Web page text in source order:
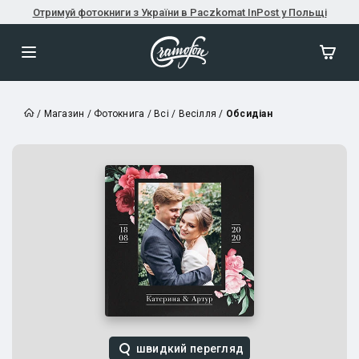
Отримуй фотокниги з України в Paczkomat InPost у Польщі
/ Магазин / Фотокнига / Всі / Весілля / Обсидіан
швидкий перегляд